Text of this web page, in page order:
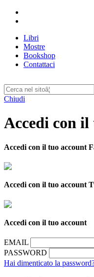
Libri
Mostre
Bookshop
Contattaci
Chiudi
Accedi con il
Accedi con il tuo account
Accedi con il tuo account
Accedi con il tuo account
EMAIL
PASSWORD
Hai dimenticato la